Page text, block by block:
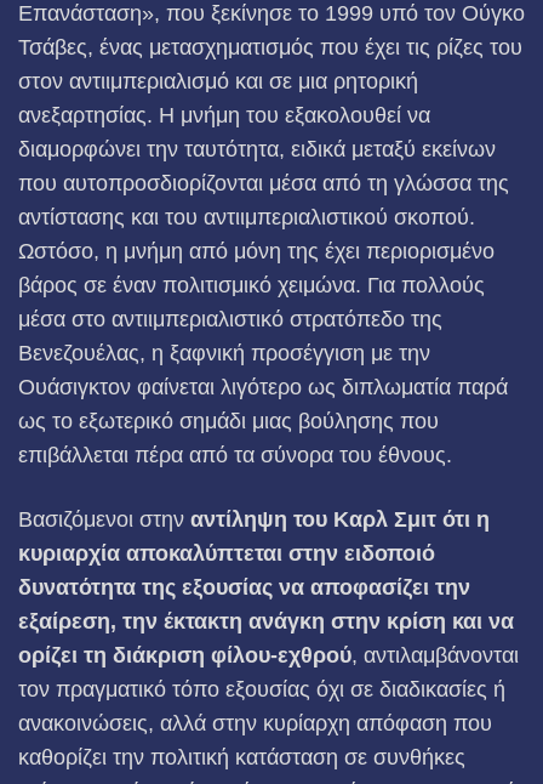
Επανάσταση», που ξεκίνησε το 1999 υπό τον Ούγκο
Τσάβες, ένας μετασχηματισμός που έχει τις ρίζες του
στον αντιιμπεριαλισμό και σε μια ρητορική
ανεξαρτησίας. Η μνήμη του εξακολουθεί να
διαμορφώνει την ταυτότητα, ειδικά μεταξύ εκείνων
που αυτοπροσδιορίζονται μέσα από τη γλώσσα της
αντίστασης και του αντιιμπεριαλιστικού σκοπού.
Ωστόσο, η μνήμη από μόνη της έχει περιορισμένο
βάρος σε έναν πολιτισμικό χειμώνα. Για πολλούς
μέσα στο αντιιμπεριαλιστικό στρατόπεδο της
Βενεζουέλας, η ξαφνική προσέγγιση με την
Ουάσιγκτον φαίνεται λιγότερο ως διπλωματία παρά
ως το εξωτερικό σημάδι μιας βούλησης που
επιβάλλεται πέρα ​​από τα σύνορα του έθνους.
Βασιζόμενοι στην αντίληψη του Καρλ Σμιτ ότι η
κυριαρχία αποκαλύπτεται στην ειδοποιό
δυνατότητα της εξουσίας να αποφασίζει την
εξαίρεση, την έκτακτη ανάγκη στην κρίση και να
ορίζει τη διάκριση φίλου-εχθρού, αντιλαμβάνονται
τον πραγματικό τόπο εξουσίας όχι σε διαδικασίες ή
ανακοινώσεις, αλλά στην κυρίαρχη απόφαση που
καθορίζει την πολιτική κατάσταση σε συνθήκες